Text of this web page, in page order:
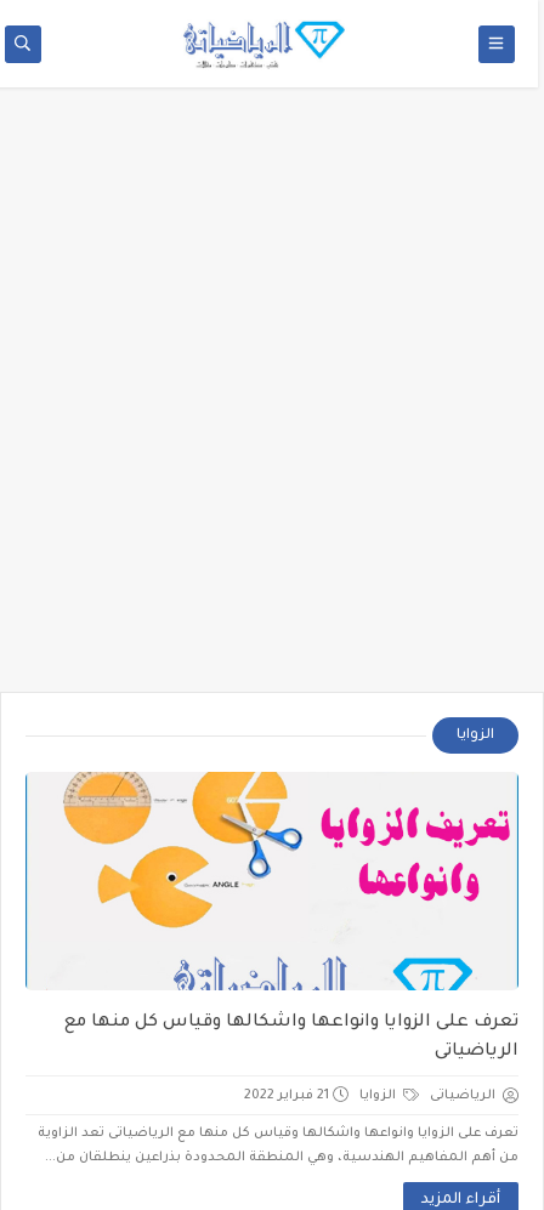
الزوايا
تعرف على الزوايا وانواعها واشكالها وقياس كل منها مع
الرياضياتى
الرياضياتى الزوايا 21 فبراير 2022
تعرف على الزوايا وانواعها واشكالها وقياس كل منها مع الرياضياتى تعد الزاوية
من أهم المفاهيم الهندسية، وهي المنطقة المحدودة بذراعين ينطلقان من...
أقراء المزيد